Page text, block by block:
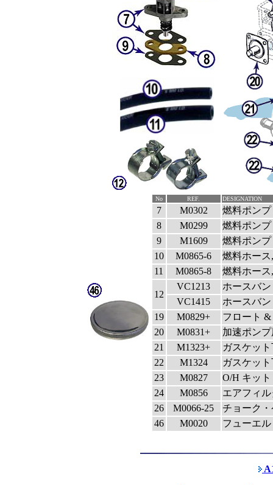
No REF. DESIGNATION
7 M0302
燃料ポンプ
8
M0299
燃料ポン
9
M1609
燃料ポン
10
M0865-6
燃料ホース
11
M0865-8 燃料ホース
12
VC1213
ホースバン
VC1415
ホースバン
19
M0829+
フロート
20
M0831+
加速ポン
21
M1323+
ガスケッ
22
M1324
ガスケッ
23
M0827
O/H キッ
24
M0856
エアフィル
26
M0066-25
チョーク・
46
M0020 フューエ